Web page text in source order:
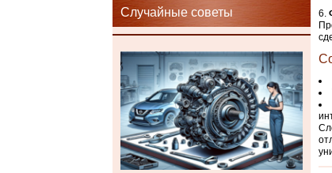
Случайные советы